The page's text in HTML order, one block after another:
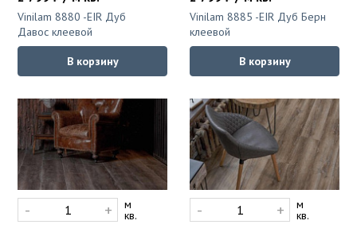
Ковролин оптом
Vinilam 8880 -EIR Дуб
Давос клеевой
В корзину
Vinilam 8885 -EIR Дуб Берн
клеевой
В корзину
- + м
кв. - + м
кв.